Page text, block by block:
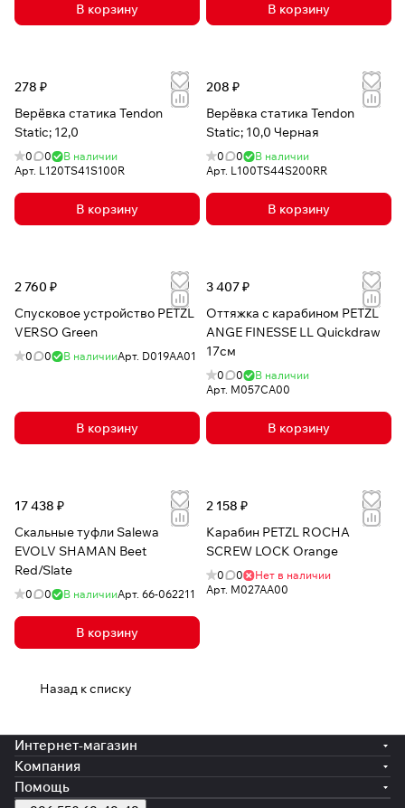
В корзину В корзину
278 ₽
Верёвка статика Tendon
Static; 12,0
0 0
В наличии
Арт. L120TS41S100R
В корзину
208 ₽
Верёвка статика Tendon
Static; 10,0 Черная
0 0
В наличии
Арт. L100TS44S200RR
В корзину
2 760 ₽
Спусковое устройство PETZL
VERSO Green
0 0 В наличииАрт. D019AA01
В корзину
3 407 ₽
Оттяжка с карабином PETZL
ANGE FINESSE LL Quickdraw
17см
0 0
В наличии
Арт. M057CA00
В корзину
17 438 ₽
Скальные туфли Salewa
EVOLV SHAMAN Beet
Red/Slate
0 0 В наличииАрт. 66-062211
В корзину
2 158 ₽
Карабин PETZL ROCHA
SCREW LOCK Orange
0 0
Нет в наличии
Арт. M027AA00
Назад к списку
Интернет-магазин
Компания
Помощь